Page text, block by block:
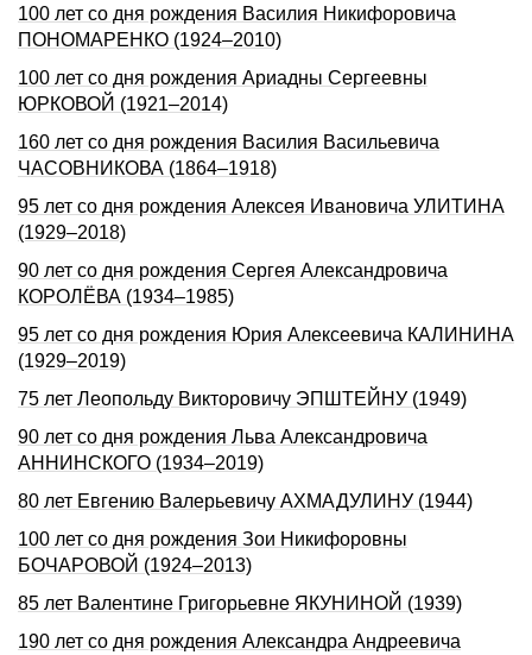
100 лет со дня рождения Василия Никифоровича
ПОНОМАРЕНКО (1924–2010)
100 лет со дня рождения Ариадны Сергеевны
ЮРКОВОЙ (1921–2014)
160 лет со дня pождения Василия Васильевича
ЧАСОВНИКОВА (1864–1918)
95 лет со дня рождения Алексея Ивановича УЛИТИНА
(1929–2018)
90 лет со дня pождения Сеpгея Александpовича
КОРОЛЁВА (1934–1985)
95 лет со дня рождения Юрия Алексеевича КАЛИНИНА
(1929–2019)
75 лет Леопольду Викторовичу ЭПШТЕЙНУ (1949)
90 лет со дня рождения Льва Александровича
АННИНСКОГО (1934–2019)
80 лет Евгению Валерьевичу АХМАДУЛИНУ (1944)
100 лет со дня рождения Зои Никифоровны
БОЧАРОВОЙ (1924–2013)
85 лет Валентине Григорьевне ЯКУНИНОЙ (1939)
190 лет со дня рождения Александра Андреевича